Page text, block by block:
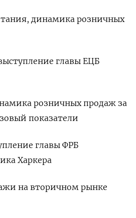
динамика розничных
главы ЕЦБ
розничных продаж за
показатели
главы ФРБ
Харкера
на вторичном рынке